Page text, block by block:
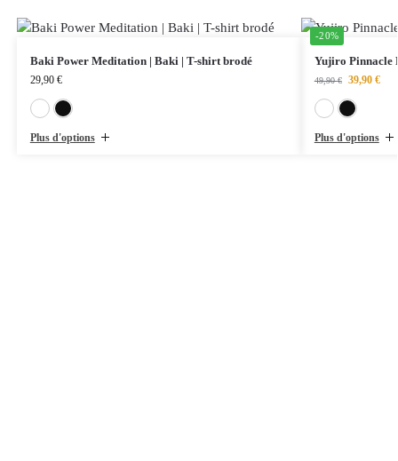
Baki Power Meditation | Baki | T-shirt brodé
29,90 €
Plus d'options
-20%
Yujiro Pinnacle
49,90€ 39,90 €
Plus d'options